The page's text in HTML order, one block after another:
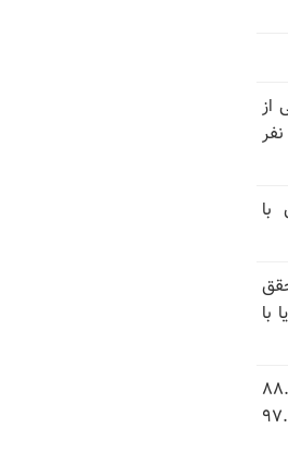
از
اسفند ۱۴۰۴ تاکنون در ایران اعدام شده‌اند؛ ۲۷ نفر
با
با
فلاکت در ایران؛ تورم ۸۸.۶
درصد به سطح بی‌سابقه ۹۷.۷